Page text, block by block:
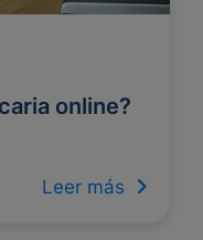
online?
Leer más